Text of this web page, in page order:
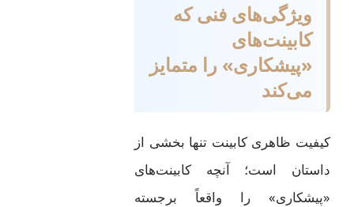
ویژگی‌های فنی که
کابینت‌های
«پیشکاری» را متمایز
می‌کند
کیفیت ظاهری کابینت تنها بخشی از
داستان است؛ آنچه کابینت‌های
«پیشکاری» را واقعاً برجسته